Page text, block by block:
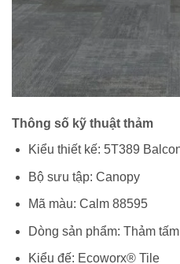
Thông số kỹ thuật thảm
Kiểu thiết kế: 5T389
Bộ sưu tập: Canopy
Mã màu: Calm 88595
Dòng sản phẩm: Thảm
Kiểu đế: Ecoworx® Tile